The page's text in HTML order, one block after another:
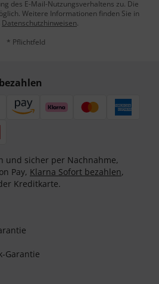
des E-Mail-Nutzungsverhaltens zu. Die
Weitere Informationen finden Sie in
Datenschutzhinweisen.
* Pflichtfeld
und sicher per Nachnahme,
Pay, Klarna Sofort bezahlen,
Kreditkarte.
Garantie